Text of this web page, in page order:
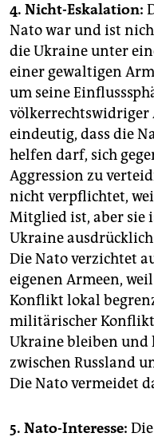
4. Nicht-Eskalation:
Nato war und ist
die Ukraine unter
einer gewaltigen
um seine
völkerrechtswidriger
eindeutig, dass die
helfen darf, sich
Aggression zu
nicht verpflichtet,
Mitglied ist, aber sie
Ukraine
Die Nato verzichtet
eigenen Armeen,
Konflikt lokal
militärischer Konflikt
Ukraine bleiben
zwischen Russland
Die Nato vermeidet
5. Nato-Interesse: